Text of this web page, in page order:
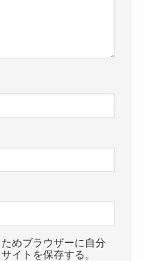
めブラウザーに自分
イトを保存する。